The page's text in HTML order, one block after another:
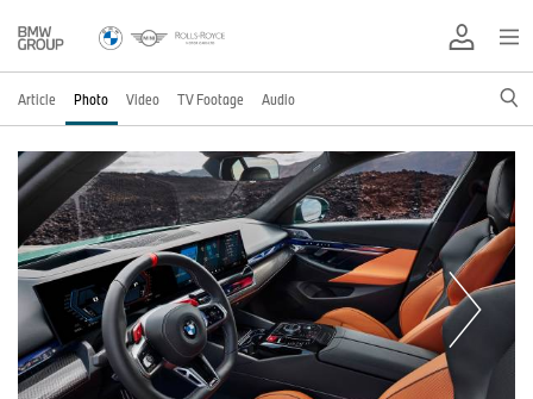
Article Photo Video TV Footage Audio